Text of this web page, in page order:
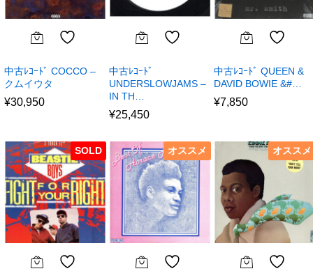
中古ﾚｺｰﾄﾞ COCCO –
クムイウタ
¥30,950
中古ﾚｺｰﾄﾞ
UNDERSLOWJAMS –
IN TH…
¥25,450
中古ﾚｺｰﾄﾞ QUEEN &
DAVID BOWIE &#…
¥7,850
SOLD オススメ オススメ